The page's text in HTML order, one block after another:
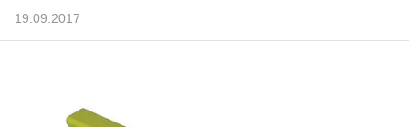
19.09.2017